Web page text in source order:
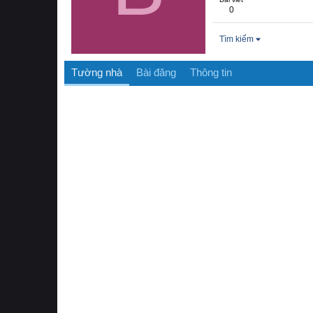
0
Tìm kiếm
Tường nhà Bài đăng Thông tin